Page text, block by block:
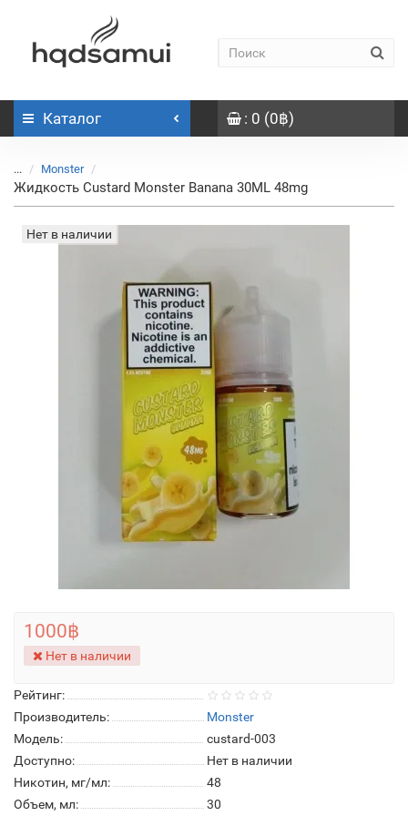
Каталог : 0 (0฿)
... Monster
Жидкость Custard Monster Banana 30ML 48mg
Нет в наличии
Рейтинг:
Производитель:
Monster
Модель:
custard-003
Доступно:
Нет в наличии
Никотин, мг/мл:
48
Объем, мл:
30
1000฿
Нет в наличии